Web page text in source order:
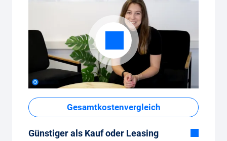
Gesamtkostenvergleich
Günstiger als Kauf oder Leasing